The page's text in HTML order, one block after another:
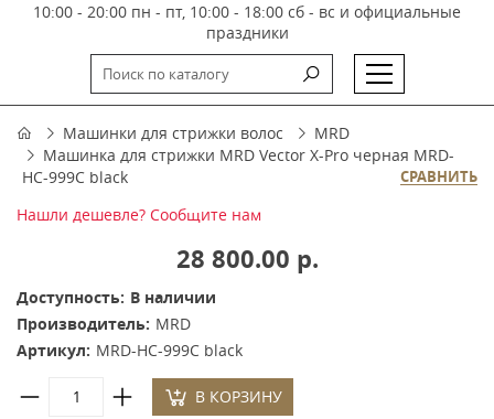
10:00 - 20:00 пн - пт, 10:00 - 18:00 сб - вс и официальные
праздники
Машинки для стрижки волос
MRD
Машинка для стрижки MRD Vector X-Pro черная MRD-
HC-999C black
СРАВНИТЬ
Нашли дешевле? Сообщите нам
28 800.00 р.
Доступность: В наличии
Производитель: MRD
Артикул: MRD-HC-999C black
В КОРЗИНУ